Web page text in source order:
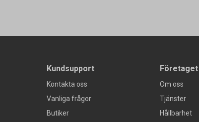
Kundsupport
Kontakta oss
Vanliga frågor
Butiker
Företaget
Om oss
Tjänster
Hållbarhet